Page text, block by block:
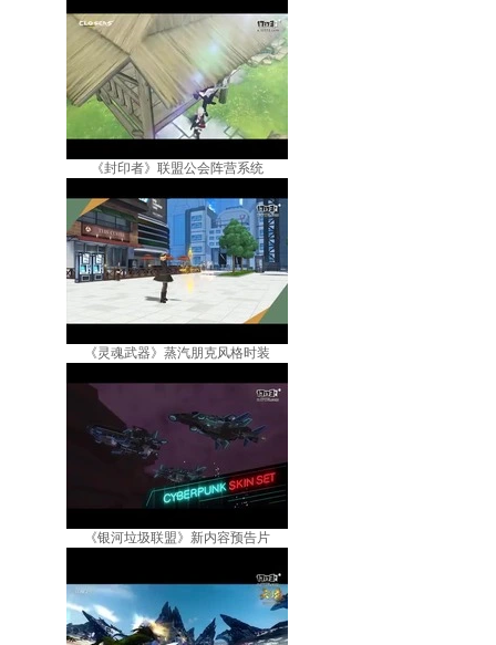
《封印者》联盟公会阵营系统
《灵魂武器》蒸汽朋克风格时装
《银河垃圾联盟》新内容预告片